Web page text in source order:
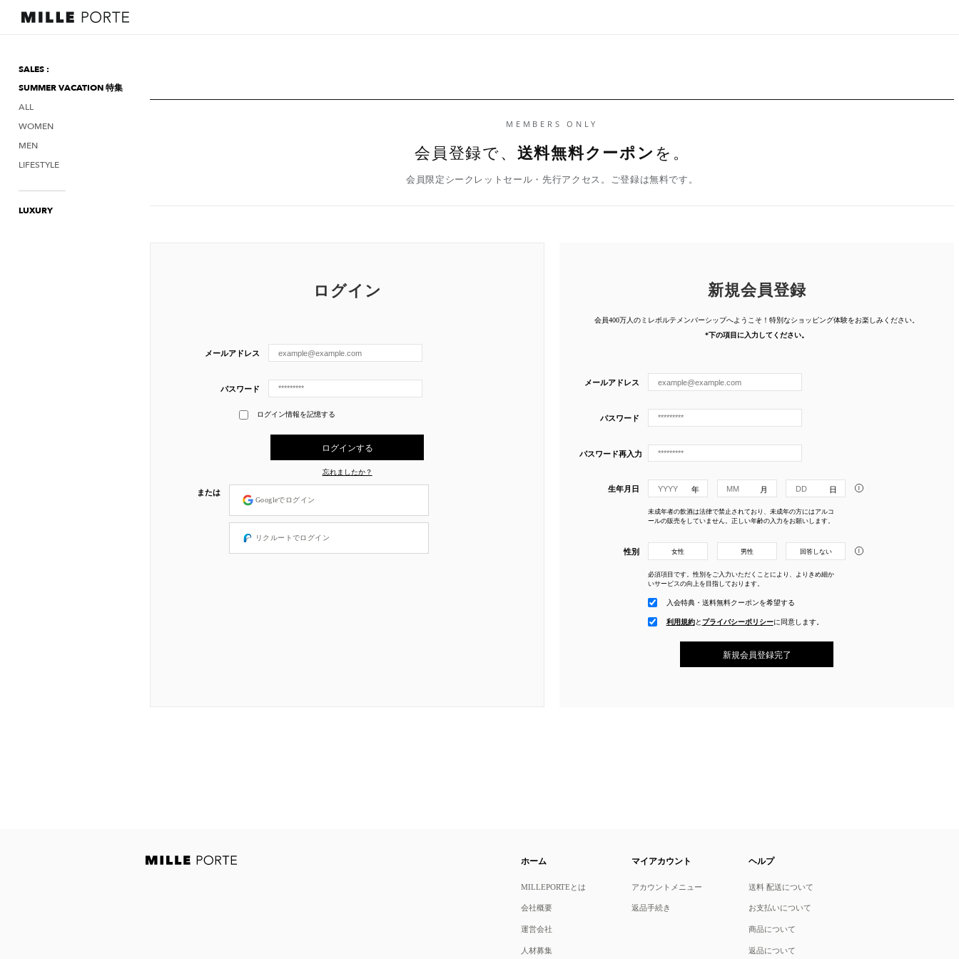
SALES :
SUMMER VACATION 特集
ALL
WOMEN
MEN
LIFESTYLE
LUXURY
MEMBERS ONLY
会員登録で、 送料無料クーポン を。
会員限定シークレットセール・先行アクセス。ご登録は無料です。
ログイン
メールアドレス
パスワード
ログイン情報を記憶する
忘れましたか？
または
Googleでログイン
リクルートでログイン
新規会員登録
会員400万人のミレポルテメンバーシップへようこそ！特別なショッピング体験を お楽しみください。
*下の項目に入力してください。
メールアドレス
パスワード
パスワード再入力
生年月日 i
未成年者の飲酒は法律で禁止されており、未成年の方にはアルコ
ールの販売をしていません。正しい年齢の入力をお願いします。
性別 女性 男性 回答しない i
必須項目です。性別をご入力いただくことにより、よりきめ細か
いサービスの向上を目指しております。
入会特典・送料無料クーポンを希望する
利用規約と プライバシーポリシーに 同意します。
ホーム
MILLEPORTEとは
会社概要
運営会社
人材募集
マイアカウント
アカウントメニュー
返品手続き
ヘルプ
送料 配送について
お支払いについて
商品について
返品について